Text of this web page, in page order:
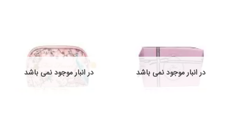
در انبار موجود نمی باشد در انبار موجود نمی باشد